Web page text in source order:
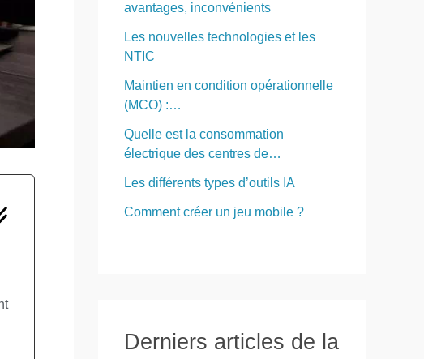
avantages, inconvénients
Les nouvelles technologies et les
NTIC
Maintien en condition opérationnelle
(MCO) :…
Quelle est la consommation
électrique des centres de…
Les différents types d’outils IA
Comment créer un jeu mobile ?
Derniers articles de la